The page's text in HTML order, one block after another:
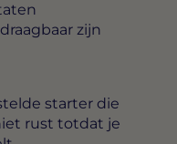
zijn
starter die
rust totdat je